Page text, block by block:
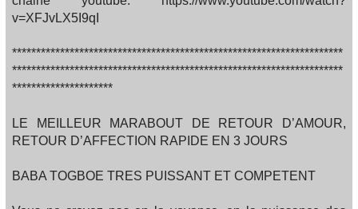
v=XFJvLX5I9qI
*********************************************************************
*********************************************************************
*********************
LE MEILLEUR MARABOUT DE RETOUR D’AMOUR,
RETOUR D’AFFECTION RAPIDE EN 3 JOURS
BABA TOGBOE TRES PUISSANT ET COMPETENT